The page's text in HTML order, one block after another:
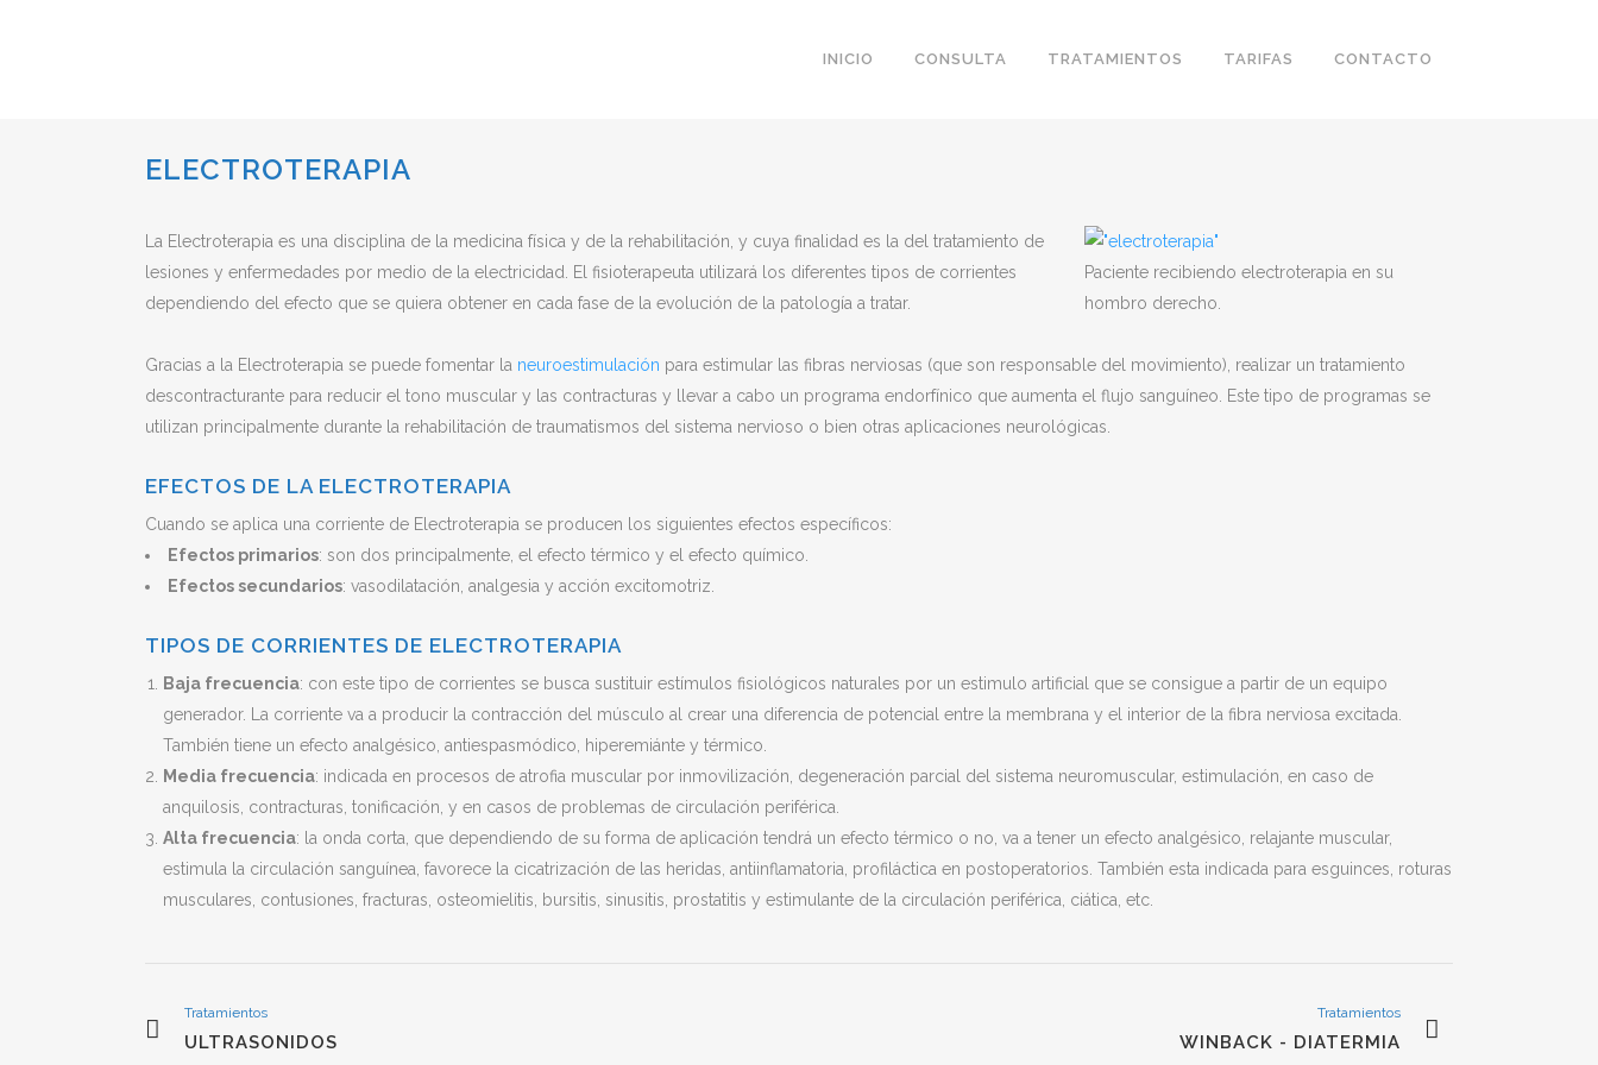
INICIO CONSULTA TRATAMIENTOS TARIFAS CONTACTO
ELECTROTERAPIA
Paciente recibiendo electroterapia en su
hombro derecho.
La Electroterapia es una disciplina de la medicina física y de la rehabilitación, y cuya finalidad es la del tratamiento de
lesiones y enfermedades por medio de la electricidad. El fisioterapeuta utilizará los diferentes tipos de corrientes
dependiendo del efecto que se quiera obtener en cada fase de la evolución de la patología a tratar.
Gracias a la Electroterapia se puede fomentar la neuroestimulación para estimular las fibras nerviosas (que son responsable del movimiento), realizar un tratamiento
descontracturante para reducir el tono muscular y las contracturas y llevar a cabo un programa endorfínico que aumenta el flujo sanguíneo. Este tipo de programas se
utilizan principalmente durante la rehabilitación de traumatismos del sistema nervioso o bien otras aplicaciones neurológicas.
EFECTOS DE LA ELECTROTERAPIA
Cuando se aplica una corriente de Electroterapia se producen los siguientes efectos específicos:
Efectos primarios: son dos principalmente, el efecto térmico y el efecto químico.
Efectos secundarios: vasodilatación, analgesia y acción excitomotriz.
TIPOS DE CORRIENTES DE ELECTROTERAPIA
Baja frecuencia: con este tipo de corrientes se busca sustituir estímulos fisiológicos naturales por un estimulo artificial que se consigue a partir de un equipo
generador. La corriente va a producir la contracción del músculo al crear una diferencia de potencial entre la membrana y el interior de la fibra nerviosa excitada.
También tiene un efecto analgésico, antiespasmódico, hiperemiánte y térmico.
Media frecuencia: indicada en procesos de atrofia muscular por inmovilización, degeneración parcial del sistema neuromuscular, estimulación, en caso de
anquilosis, contracturas, tonificación, y en casos de problemas de circulación periférica.
Alta frecuencia: la onda corta, que dependiendo de su forma de aplicación tendrá un efecto térmico o no, va a tener un efecto analgésico, relajante muscular,
estimula la circulación sanguínea, favorece la cicatrización de las heridas, antiinflamatoria, profiláctica en postoperatorios. También esta indicada para esguinces, roturas
musculares, contusiones, fracturas, osteomielitis, bursitis, sinusitis, prostatitis y estimulante de la circulación periférica, ciática, etc.
Tratamientos
ULTRASONIDOS
Tratamientos
WINBACK - DIATERMIA